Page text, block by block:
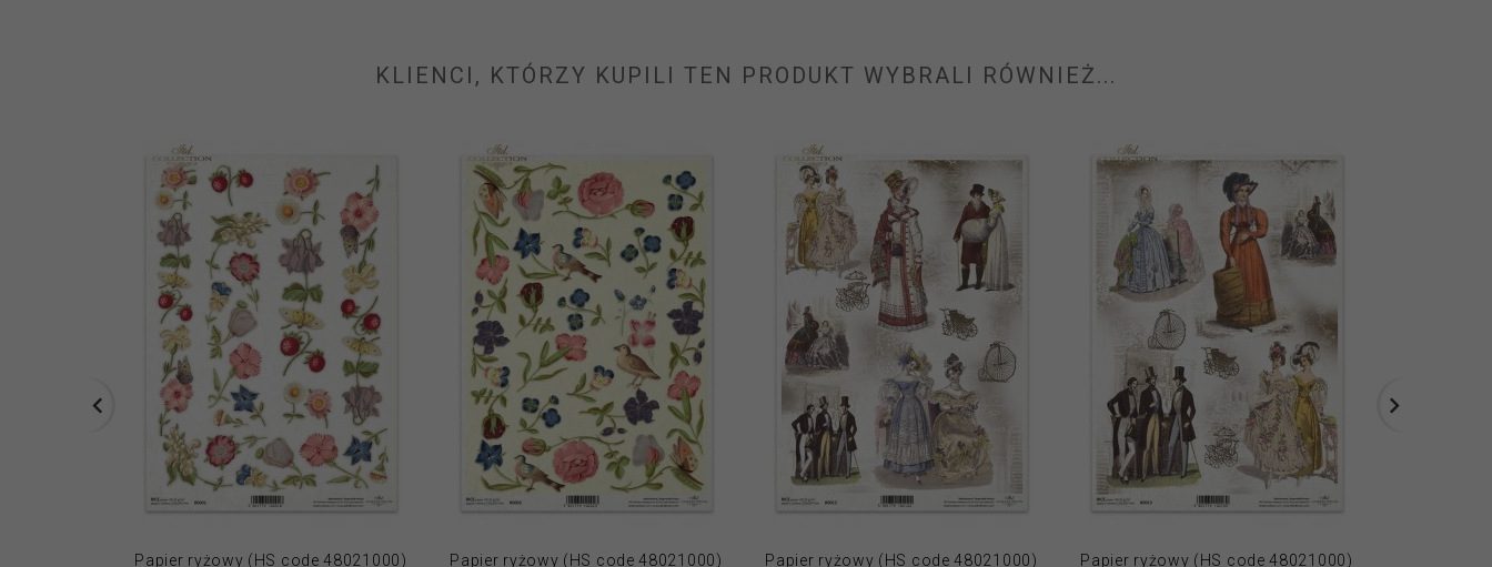
KLIENCI, KTÓRZY KUPILI TEN PRODUKT WYBRALI RÓWNIEŻ...
Papier ryżowy (HS code 48021000)
Papier ryżowy (HS code 48021000)
Papier ryżowy (HS code 48021000)
Papier ryżowy (HS code 48021000)